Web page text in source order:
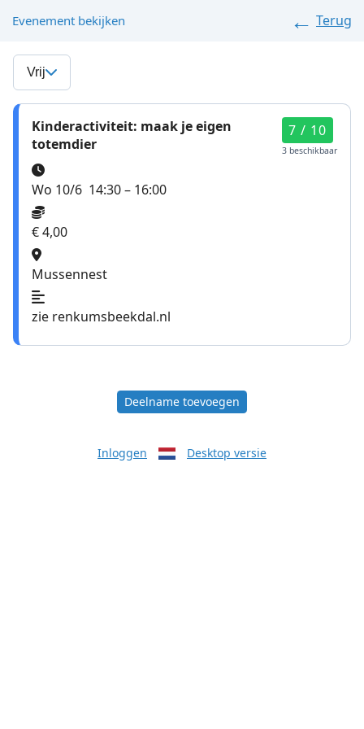
Evenement bekijken Terug
Vrij
Kinderactiviteit: maak je eigen
totemdier
7 / 10
3 beschikbaar
Wo 10/6 14:30 – 16:00
€ 4,00
Mussennest
zie renkumsbeekdal.nl
Deelname toevoegen
Inloggen Desktop versie